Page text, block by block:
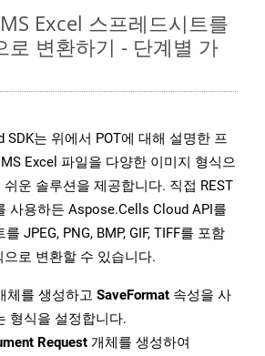
Excel 스프레드시트를
로 변환하기 - 단계별 가
는 위에서 POT에 대해 설명한 프
Excel 파일을 다양한 이미지 형식으
운 솔루션을 제공합니다. 직접 REST
사용하든 Aspose.Cells Cloud API를
JPEG, PNG, BMP, GIF, TIFF를 포함
로 변환할 수 있습니다.
체를 생성하고 SaveFormat 속성을 사
형식을 설정합니다.
Request 개체를 생성하여